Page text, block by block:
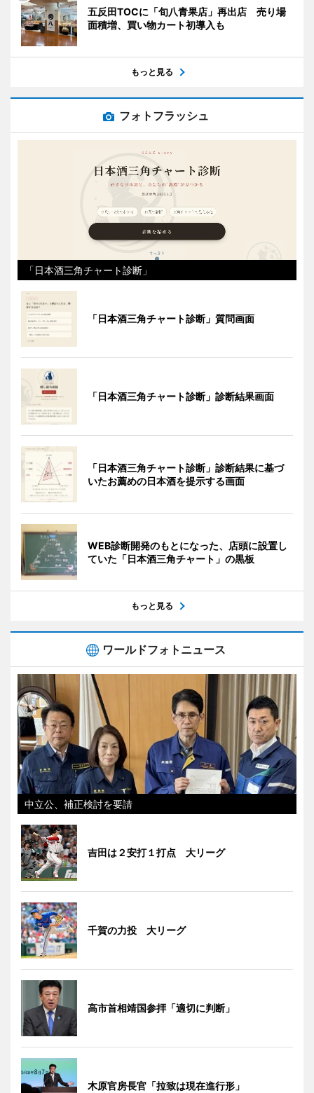
五反田TOCに「旬八青果店」再出店 売り場
面積増、買い物カート初導入も
もっと見る
フォトフラッシュ
「日本酒三角チャート診断」
「日本酒三角チャート診断」質問画面
「日本酒三角チャート診断」診断結果画面
「日本酒三角チャート診断」診断結果に基づ
いたお薦めの日本酒を提示する画面
WEB診断開発のもとになった、店頭に設置し
ていた「日本酒三角チャート」の黒板
もっと見る
ワールドフォトニュース
中立公、補正検討を要請
吉田は２安打１打点 大リーグ
千賀の力投 大リーグ
高市首相靖国参拝「適切に判断」
木原官房長官「拉致は現在進行形」